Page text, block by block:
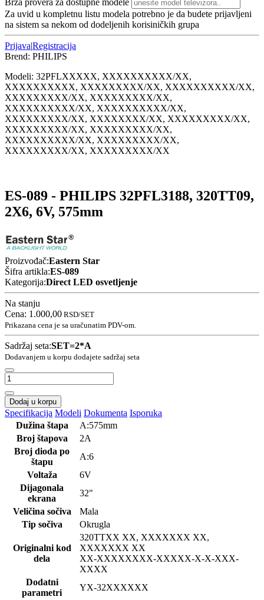
Brza provera za dostupne modele
Za uvid u kompletnu listu modela potrebno je da budete prijavljeni
na sistem sa nekom od dodeljenih korisiničkih grupa
Prijava|Registracija
Brend: PHILIPS
Modeli: 32PFLXXXXX, XXXXXXXXXX/XX,
XXXXXXXXXX, XXXXXXXXX/XX, XXXXXXXXXX/XX,
XXXXXXXXX/XX, XXXXXXXXX/XX,
XXXXXXXXXX/XX, XXXXXXXXXX/XX,
XXXXXXXXX/XX, XXXXXXXX/XX, XXXXXXXXX/XX,
XXXXXXXXX/XX, XXXXXXXXX/XX,
XXXXXXXXXX/XX, XXXXXXXXX/XX,
XXXXXXXXX/XX, XXXXXXXXX/XX
ES-089 - PHILIPS 32PFL3188, 320TT09,
2X6, 6V, 575mm
Proizvođač:Eastern Star
Šifra artikla:ES-089
Kategorija:Direct LED osvetljenje
Na stanju
Cena: 1.000,00 RSD/SET
Prikazana cena je sa uračunatim PDV-om.
Sadržaj seta:SET=2*A
Dodavanjem u korpu dodajete sadržaj seta
Dodaj u korpu
Specifikacija Modeli Dokumenta Isporuka
Dužina štapa
A:575mm
Broj štapova
2A
Broj dioda po
štapu
A:6
Voltaža
6V
Dijagonala
ekrana
32"
Veličina sočiva
Mala
Tip sočiva
Okrugla
Originalni kod
dela
320TTXX XX, XXXXXXX XX,
XXXXXXX XX
XX-XXXXXXXX-XXXXX-X-X-XXX-
XXXX
Dodatni
parametri
YX-32XXXXXX